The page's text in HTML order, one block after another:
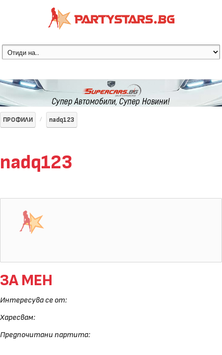
ПРОФИЛИ nadq123
nadq123
ЗА МЕН
Интересува се от:
Харесвам:
Предпочитани партита: